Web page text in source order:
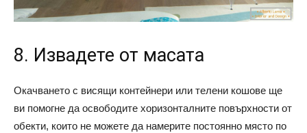
8. Извадете от масата
Окачването с висящи контейнери или телени кошове ще
ви помогне да освободите хоризонталните повърхности от
обекти, които не можете да намерите постоянно място по